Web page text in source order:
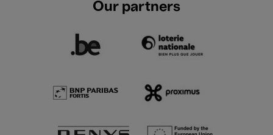
Our partners